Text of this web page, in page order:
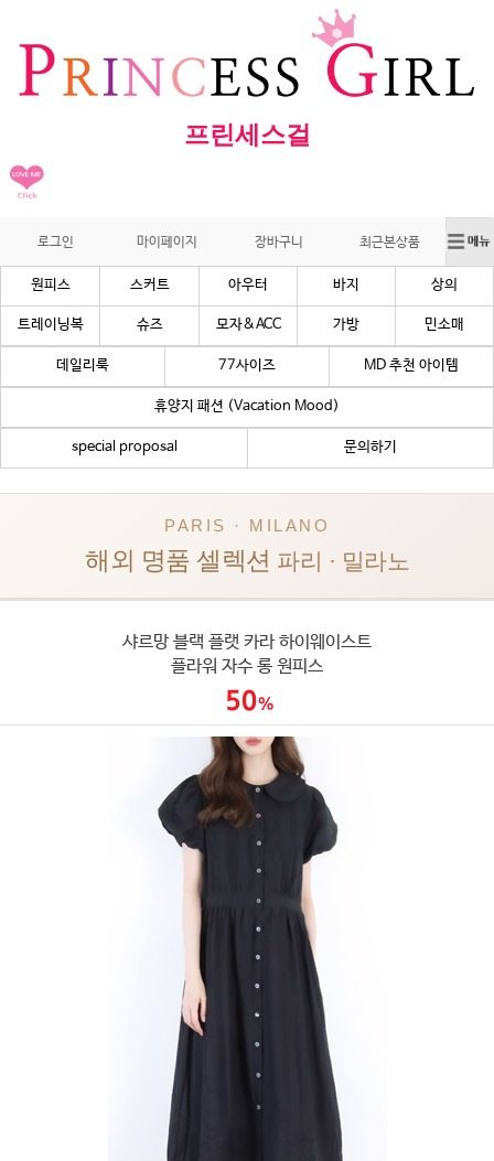
프린세스걸
로그인 마이페이지 장바구니 최근본상품
원피스 스커트 아우터 바지 상의
트레이닝복 슈즈 모자&ACC 가방 민소매
데일리룩 77사이즈 MD 추천 아이템
휴양지 패션 (Vacation Mood)
special proposal 문의하기
PARIS · MILANO
해외 명품 셀렉션 파리 · 밀라노
샤르망 블랙 플랫 카라 하이웨이스트
플라워 자수 롱 원피스